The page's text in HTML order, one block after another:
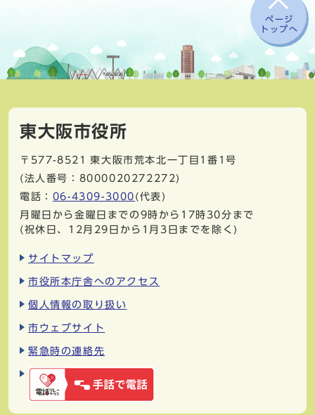
ページ
トップへ
東大阪市役所
〒577-8521
東大阪市荒本北一丁目1番1号
(法人番号：8000020272272)
電話： 06-4309-3000 (代表)
月曜日から金曜日までの9時から17時30分まで
(祝休日、12月29日から1月3日までを除く)
サイトマップ
市役所本庁舎へのアクセス
個人情報の取り扱い
市ウェブサイト
緊急時の連絡先